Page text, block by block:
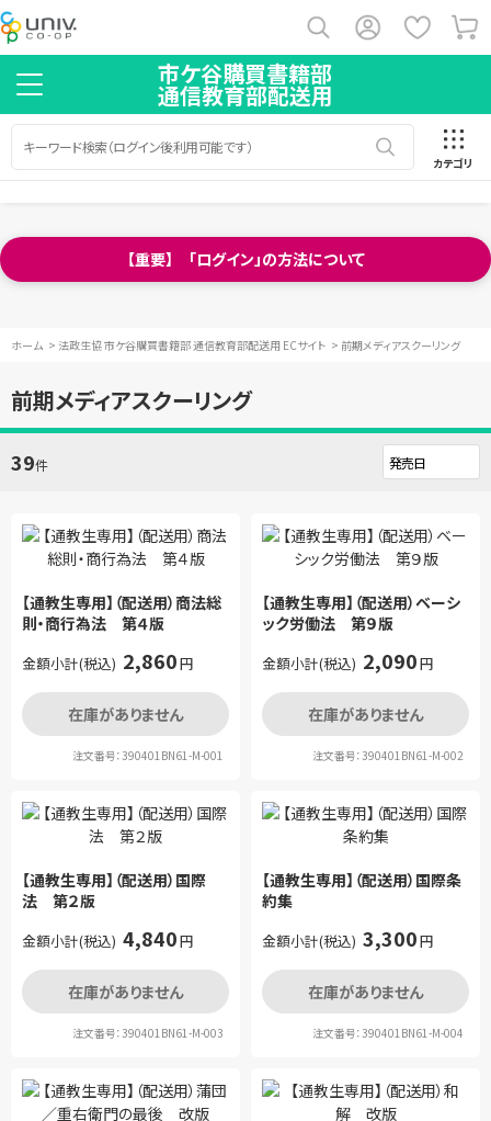
市ケ谷購買書籍部
通信教育部配送用
カテゴリ
【重要】 「ログイン」の方法について
ホーム > 法政生協 市ケ谷購買書籍部 通信教育部配送用 ECサイト > 前期メディアスクーリング
前期メディアスクーリング
39件
【通教生専用】（配送用）商法総
則・商行為法 第４版
金額小計(税込) 2,860円
在庫がありません
注文番号：390401BN61-M-001
【通教生専用】（配送用）ベーシ
ック労働法 第９版
金額小計(税込) 2,090円
在庫がありません
注文番号：390401BN61-M-002
【通教生専用】（配送用）国際
法 第２版
金額小計(税込) 4,840円
在庫がありません
注文番号：390401BN61-M-003
【通教生専用】（配送用）国際条
約集
金額小計(税込) 3,300円
在庫がありません
注文番号：390401BN61-M-004